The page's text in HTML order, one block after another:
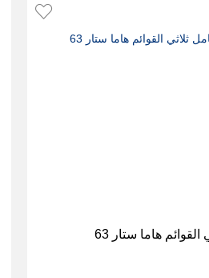
هاما ستار 63